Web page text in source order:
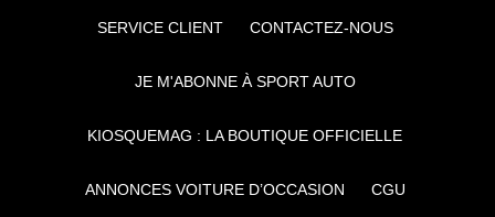
SERVICE CLIENT CONTACTEZ-NOUS
JE M'ABONNE À SPORT AUTO
KIOSQUEMAG : LA BOUTIQUE OFFICIELLE
ANNONCES VOITURE D’OCCASION CGU